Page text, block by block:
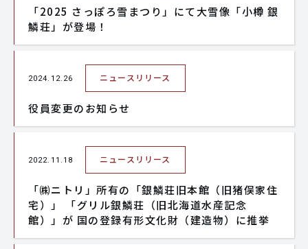
「2025 さっぽろ雪まつり」にて大雪像「小樽 銀
鱗荘」が登場！
2024.12.26 ニュースリリース
役員変更のお知らせ
2022.11.18 ニュースリリース
「㈱ニトリ」所有の「銀鱗荘旧本館（旧猪俣家住
宅）」 「グリル銀鱗荘（旧北海道水産記念
館）」が 国の登録有形文化財（建造物）に推挙